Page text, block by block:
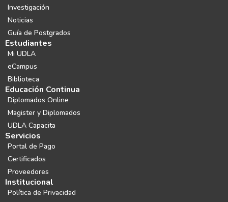
Investigación
Noticias
Guía de Postgrados
Estudiantes
Mi UDLA
eCampus
Biblioteca
Educación Continua
Diplomados Online
Magister y Diplomados
UDLA Capacita
Servicios
Portal de Pago
Certificados
Proveedores
Institucional
Política de Privacidad